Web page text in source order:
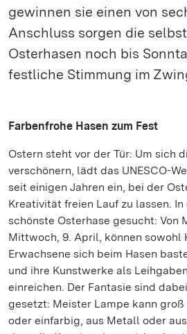
gewinnen sie einen von
Anschluss sorgen die
Osterhasen noch bis
festliche Stimmung im
Farbenfrohe Hasen zum Fest
Ostern steht vor der Tür: Um sich
verschönern, lädt das UNESCO-
seit einigen Jahren ein, bei der
Kreativität freien Lauf zu lassen.
schönste Osterhase gesucht: Von
Mittwoch, 9. April, können sowohl
Erwachsene sich beim Hasen
und ihre Kunstwerke als
einreichen. Der Fantasie sind
gesetzt: Meister Lampe kann
oder einfarbig, aus Metall oder